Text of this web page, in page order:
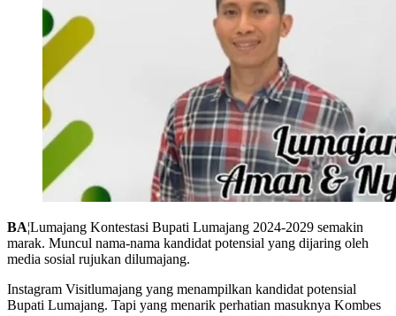
BA¦Lumajang Kontestasi Bupati Lumajang 2024-2029 semakin
marak. Muncul nama-nama kandidat potensial yang dijaring oleh
media sosial rujukan dilumajang.
Instagram Visitlumajang yang menampilkan kandidat potensial
Bupati Lumajang. Tapi yang menarik perhatian masuknya Kombes